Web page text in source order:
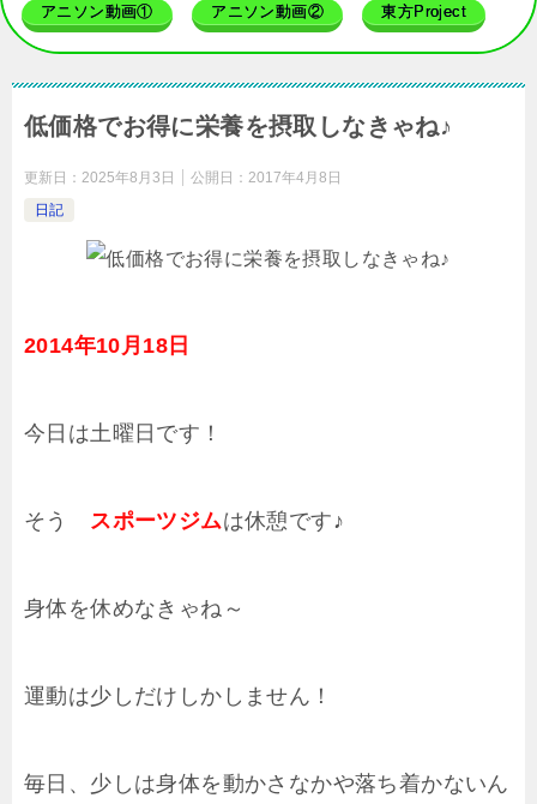
アニソン動画① アニソン動画② 東方Project
低価格でお得に栄養を摂取しなきゃね♪
更新日： 2025年8月3日 公開日： 2017年4月8日
日記
2014年10月18日
今日は土曜日です！
そう スポーツジムは休憩です♪
身体を休めなきゃね～
運動は少しだけしかしません！
毎日、少しは身体を動かさなかや落ち着かないん